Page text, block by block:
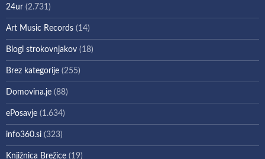
24ur (2.731)
Art Music Records (14)
Blogi strokovnjakov (18)
Brez kategorije (255)
Domovina.je (88)
ePosavje (1.634)
info360.si (323)
Knjižnica Brežice (19)